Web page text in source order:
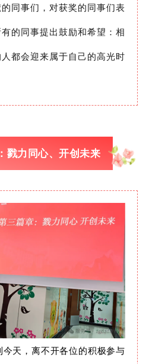
同事们，对获奖的同事们表
的同事提出鼓励和希望：相
都会迎来属于自己的高光时
戮力同心、开创未来
今天，离不开各位的积极参与